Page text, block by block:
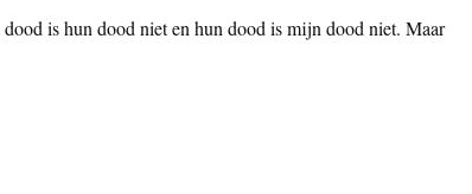
is hun dood niet en hun dood is mijn dood niet. Maar